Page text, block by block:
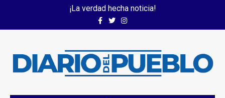
¡La verdad hecha noticia!
FacebookTwitterInstagram